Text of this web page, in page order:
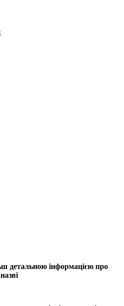
детальною інформацією про